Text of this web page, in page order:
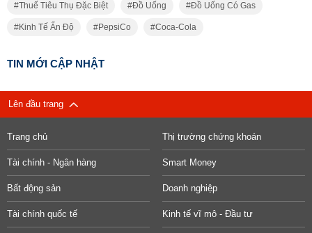
Thuế Tiêu Thụ Đặc Biệt Đồ Uống Đồ Uống Có Gas
Kinh Tế Ấn Độ PepsiCo Coca-Cola
TIN MỚI CẬP NHẬT
Lên đầu trang
Trang chủ Thị trường chứng khoán
Tài chính - Ngân hàng Smart Money
Bất động sản Doanh nghiệp
Tài chính quốc tế Kinh tế vĩ mô - Đầu tư